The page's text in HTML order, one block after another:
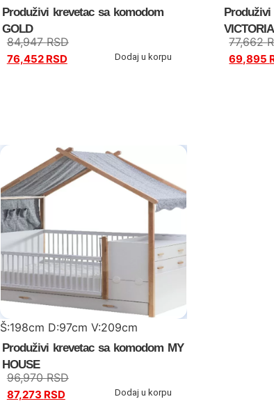
Produživi krevetac sa komodom
GOLD
84,947RSD
76,452 RSD Dodaj u korpu
VICTORIA
77,662
69,895
Š:198cm D:97cm V:209cm
Produživi krevetac sa komodom MY
HOUSE
96,970RSD
87,273 RSD Dodaj u korpu